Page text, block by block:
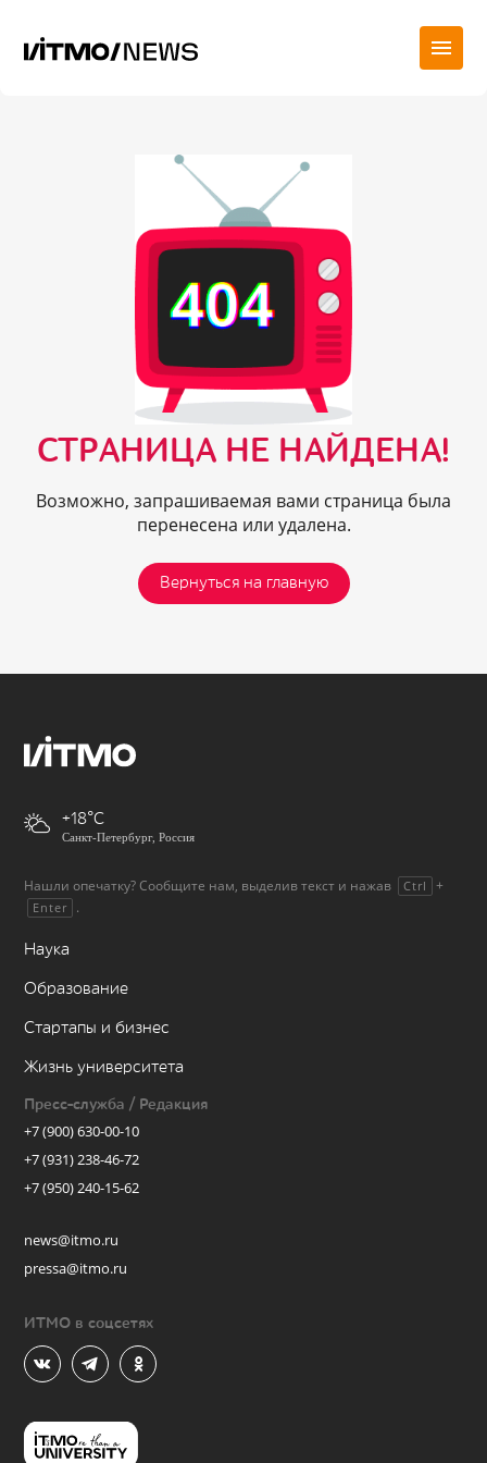
СТРАНИЦА НЕ НАЙДЕНА!
Возможно, запрашиваемая вами страница была
перенесена или удалена.
Вернуться на главную
+18
Санкт-Петербург, Россия
Нашли опечатку? Сообщите нам, выделив текст и нажав Ctrl +
Enter .
Наука
Образование
Стартапы и бизнес
Жизнь университета
Пресс-служба / Редакция
+7 (900) 630-00-10
+7 (931) 238-46-72
+7 (950) 240-15-62
news@itmo.ru
pressa@itmo.ru
ИТМО в соцсетях